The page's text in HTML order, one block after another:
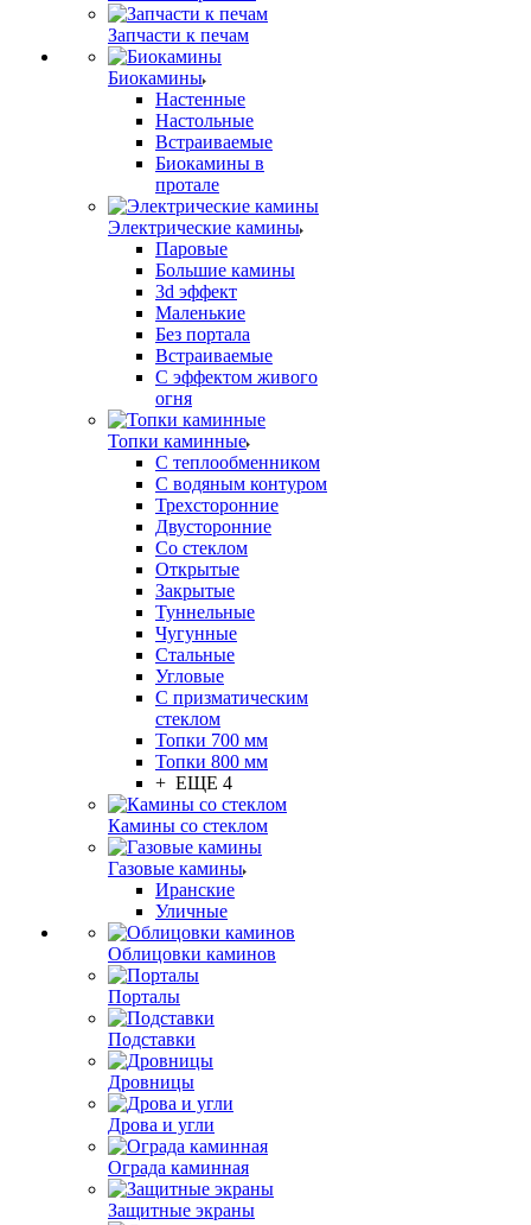
Запчасти к печам
Биокамины
Настенные
Настольные
Встраиваемые
Биокамины в
протале
Электрические камины
Паровые
Большие камины
3d эффект
Маленькие
Без портала
Встраиваемые
С эффектом живого
огня
Топки каминные
С теплообменником
С водяным контуром
Трехсторонние
Двусторонние
Со стеклом
Открытые
Закрытые
Туннельные
Чугунные
Стальные
Угловые
С призматическим
стеклом
Топки 700 мм
Топки 800 мм
+ ЕЩЕ 4
Камины со стеклом
Газовые камины
Иранские
Уличные
Облицовки каминов
Порталы
Подставки
Дровницы
Дрова и угли
Ограда каминная
Защитные экраны